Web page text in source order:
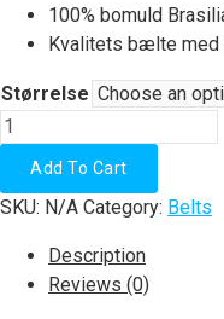
100% bomuld
Kvalitets bælte med
Størrelse
Børne
BJJ
Bælte
-
Original
Add To Cart
SKU: N/A Category: Belts
Description
Reviews (0)